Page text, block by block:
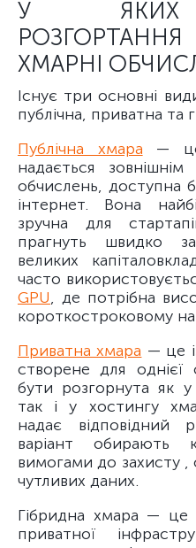
У ЯКИХ
ХМАРНІ
Існує три основні
публічна, приватна та
Публічна хмара — це
надається
обчислень, доступна
інтернет. Вона
зручна для
прагнуть швидко
великих
часто
GPU, де потрібна
короткостроковому
Приватна хмара — це
створене для однієї
бути розгорнута як
так і у хостингу
надає відповідний
варіант обирають
вимогами до захисту ,
чутливих даних.
Гібридна хмара — це
приватної